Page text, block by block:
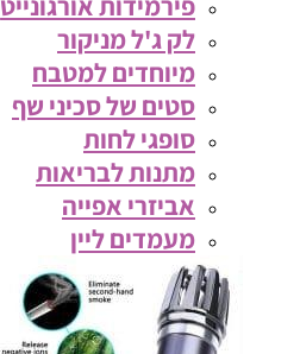
לק ג'ל מניקור
מיוחדים למטבח
סטים של סכיני שף
סופגי לחות
מתנות לבריאות
אביזרי אפייה
מעמדים ליין